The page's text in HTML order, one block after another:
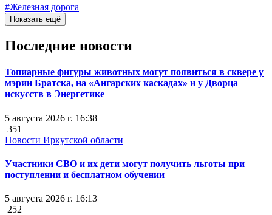
#Железная дорога
Показать ещё
Последние новости
Топиарные фигуры животных могут появиться в сквере у
мэрии Братска, на «Ангарских каскадах» и у Дворца
искусств в Энергетике
5 августа 2026 г. 16:38
351
Новости Иркутской области
Участники СВО и их дети могут получить льготы при
поступлении и бесплатном обучении
5 августа 2026 г. 16:13
252